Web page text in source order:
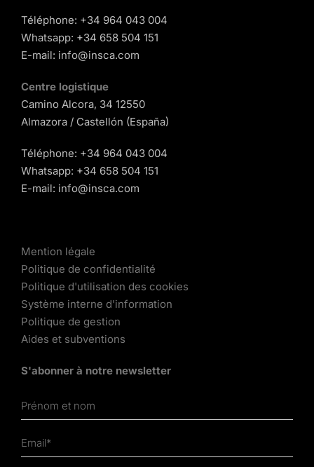
Téléphone: +34 964 043 004
Whatsapp: +34 658 504 151
E-mail: info@insca.com
Centre logistique
Camino Alcora, 34 12550
Almazora / Castellón (España)
Téléphone: +34 964 043 004
Whatsapp: +34 658 504 151
E-mail: info@insca.com
Mention légale
Politique de confidentialité
Politique d'utilisation des cookies
Système interne d'information
Politique de gestion
Aides et subventions
S'abonner à notre newsletter